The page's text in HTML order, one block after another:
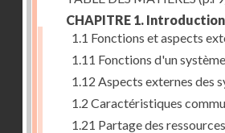
CHAPITRE 1. Introduction
1.1 Fonctions et aspects
1.11 Fonctions d'un système
1.12 Aspects externes des
1.2 Caractéristiques
1.21 Partage des